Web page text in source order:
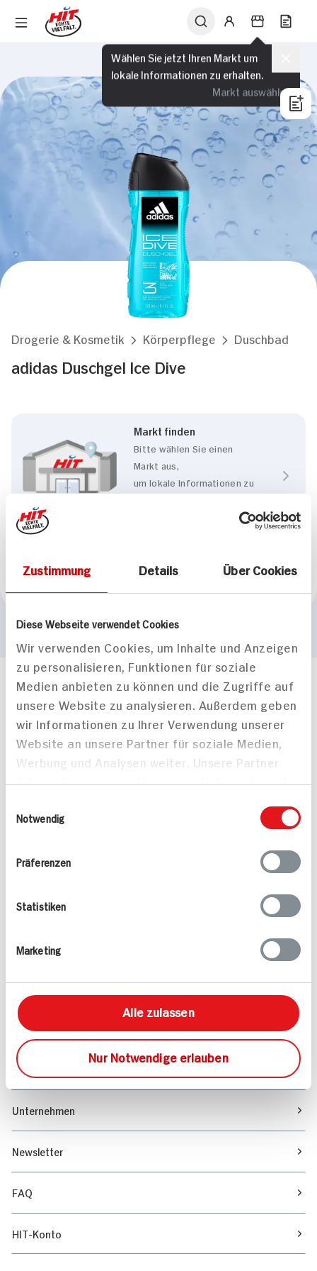
Zustimmung Details Über Cookies
Diese Webseite verwendet Cookies
Wir verwenden Cookies, um Inhalte und Anzeigen
zu personalisieren, Funktionen für soziale
Medien anbieten zu können und die Zugriffe auf
unsere Website zu analysieren. Außerdem geben
wir Informationen zu Ihrer Verwendung unserer
Website an unsere Partner für soziale Medien,
Werbung und Analysen weiter. Unsere Partner
führen diese Informationen möglicherweise mit
bereitgestellt haben oder die sie im Rahmen
Notwendig
Präferenzen
Statistiken
Marketing
Alle zulassen
Nur Notwendige erlauben
Wählen Sie jetzt Ihren Markt um
lokale Informationen zu erhalten.
Markt auswählen
Drogerie & Kosmetik Körperpflege Duschbad
adidas Duschgel Ice Dive
Markt finden
Bitte wählen Sie einen
Markt aus,
um lokale Informationen zu
Marke
adidas
Häufig gestellte Fragen
Mehr Informationen in unserem FAQ
kontakt
hit.de
Wir beantworten gerne Ihre Fragen
(0228) 42967 0
Angebote & Coupons
Rezepte
Sortiment
Marktfinder
Unser Magazin
Verantwortung & Nachhaltigkeit
Unternehmen
Newsletter
FAQ
HIT-Konto